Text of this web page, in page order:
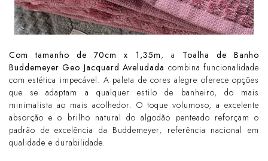
Com tamanho de 70cm x 1,35m, a Toalha de Banho
Buddemeyer Geo Jacquard Aveludada combina funcionalidade
com estética impecável. A paleta de cores alegre oferece opções
que se adaptam a qualquer estilo de banheiro, do mais
minimalista ao mais acolhedor. O toque volumoso, a excelente
absorção e o brilho natural do algodão penteado reforçam o
padrão de excelência da Buddemeyer, referência nacional em
qualidade e durabilidade.